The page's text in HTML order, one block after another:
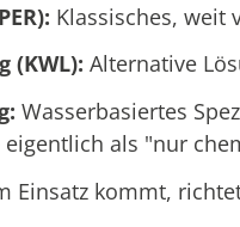
Klassisches, weit
(KWL): Alternative
Wasserbasiertes
als "nur
Einsatz kommt,